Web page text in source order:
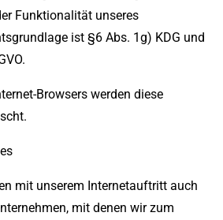
Funktionalität unseres
ist §6 Abs. 1g) KDG und
Browsers werden diese
mit unserem Internetauftritt auch
mit denen wir zum